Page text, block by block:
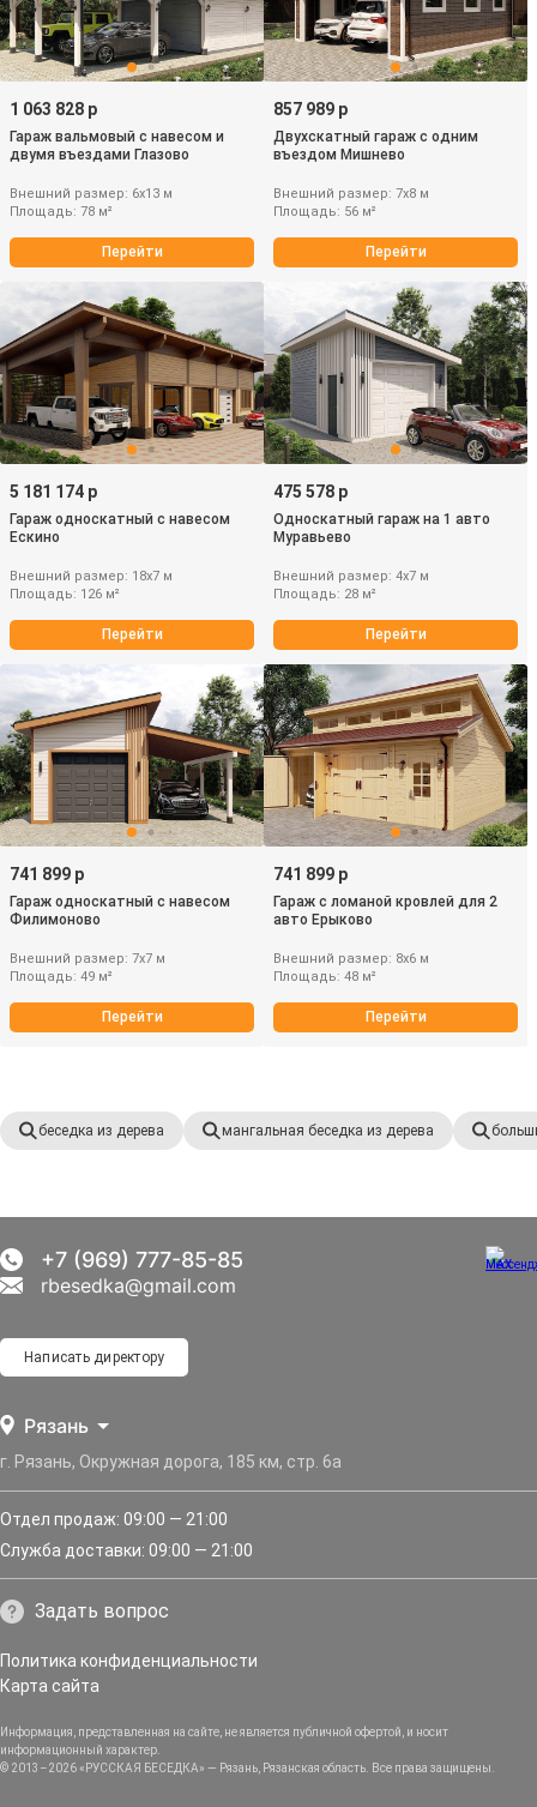
1 063 828 р
Гараж вальмовый с навесом и
двумя въездами Глазово
Внешний размер: 6х13 м
Площадь: 78 м²
Перейти
857 989 р
Двухскатный гараж с одним
въездом Мишнево
Внешний размер: 7х8 м
Площадь: 56 м²
Перейти
5 181 174 р
Гараж односкатный с навесом
Ескино
Внешний размер: 18х7 м
Площадь: 126 м²
Перейти
475 578 р
Односкатный гараж на 1 авто
Муравьево
Внешний размер: 4х7 м
Площадь: 28 м²
Перейти
741 899 р
Гараж односкатный с навесом
Филимоново
Внешний размер: 7х7 м
Площадь: 49 м²
Перейти
741 899 р
Гараж с ломаной кровлей для 2
авто Ерыково
Внешний размер: 8х6 м
Площадь: 48 м²
Перейти
беседка из дерева мангальная беседка из дерева
Рязань
г. Рязань, Окружная дорога, 185 км, стр. 6а
Отдел продаж: 09:00 — 21:00
Служба доставки: 09:00 — 21:00
Написать директору
+7 (969) 777-85-85
rbesedka@gmail.com
Задать вопрос
Политика конфиденциальности
Карта сайта
© 2013–2026 «РУССКАЯ БЕСЕДКА» — Рязань, Рязанская область. Все права защищены.
Информация, представленная на сайте, не является публичной офертой, и носит
информационный характер.